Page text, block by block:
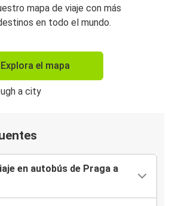
mapa de viaje con más
en todo el mundo.
Explora el mapa
en autobús de Praga a